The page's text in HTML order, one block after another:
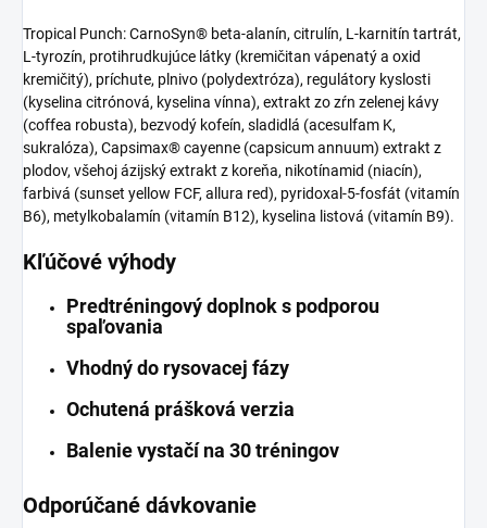
Tropical Punch: CarnoSyn® beta-alanín, citrulín, L-karnitín tartrát,
L-tyrozín, protihrudkujúce látky (kremičitan vápenatý a oxid
kremičitý), príchute, plnivo (polydextróza), regulátory kyslosti
(kyselina citrónová, kyselina vínna), extrakt zo zŕn zelenej kávy
(coffea robusta), bezvodý kofeín, sladidlá (acesulfam K,
sukralóza), Capsimax® cayenne (capsicum annuum) extrakt z
plodov, všehoj ázijský extrakt z koreňa, nikotínamid (niacín),
farbivá (sunset yellow FCF, allura red), pyridoxal-5-fosfát (vitamín
B6), metylkobalamín (vitamín B12), kyselina listová (vitamín B9).
Kľúčové výhody
Predtréningový doplnok s podporou
spaľovania
Vhodný do rysovacej fázy
Ochutená prášková verzia
Balenie vystačí na 30 tréningov
Odporúčané dávkovanie